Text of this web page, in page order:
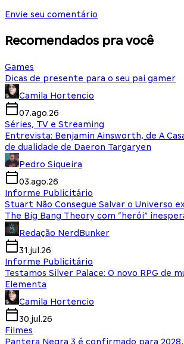
Envie seu comentário
Recomendados pra você
Games
Dicas de presente para o seu pai gamer
Camila Hortencio
07.ago.26
Séries, TV e Streaming
Entrevista: Benjamin Ainsworth, de A
de dualidade de Daeron Targaryen
Pedro Siqueira
03.ago.26
Informe Publicitário
Stuart Não Consegue Salvar o Universo
The Big Bang Theory com “herói”
Redação NerdBunker
31.jul.26
Informe Publicitário
Testamos Silver Palace: O novo RPG de
Elementa
Camila Hortencio
30.jul.26
Filmes
Pantera Negra 3 é confirmado para